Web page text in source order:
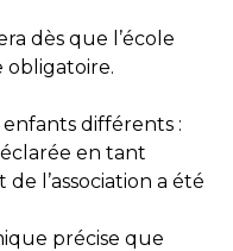
dès que l’école
obligatoire.
enfants différents :
en tant
l’association a été
précise que